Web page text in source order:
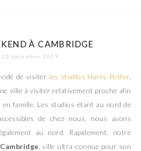
À CAMBRIDGE
20 décembre 2019
de visiter les studios Harry Potter,
ville à visiter relativement proche afin
en famille. Les studios étant au nord de
de chez nous, nous avons
au nord. Rapidement, notre
Cambridge , ville ultra-connue pour son